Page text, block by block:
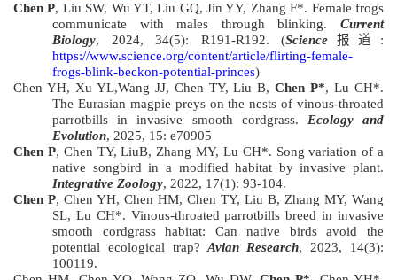
Chen P, Liu SW, Wu YT, Liu GQ, Jin YY, Zhang F*. Female frogs
communicate with males through blinking. Current
Biology, 2024, 34(5): R191-R192. (Science报道:
https://www.science.org/content/article/flirting-female-
frogs-blink-beckon-potential-princes)
Chen YH, Xu YL,Wang JJ, Chen TY, Liu B,Chen P*, Lu CH*.
The Eurasian magpie preys on the nests of vinous-throated
parrotbills in invasive smooth cordgrass. Ecology and
Evolution, 2025, 15: e70905
Chen P, Chen TY, LiuB, Zhang MY, Lu CH*. Song variation of a
native songbird in a modified habitat by invasive plant.
Integrative Zoology, 2022, 17(1): 93-104.
Chen P, Chen YH, Chen HM, Chen TY, Liu B, Zhang MY, Wang
SL, Lu CH*. Vinous-throated parrotbills breed in invasive
smooth cordgrass habitat: Can native birds avoid the
potential ecological trap? Avian Research, 2023, 14(3):
100119.